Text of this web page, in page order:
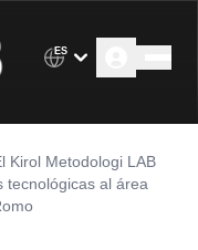
ES
Kirol Metodologi LAB
tecnológicas al área